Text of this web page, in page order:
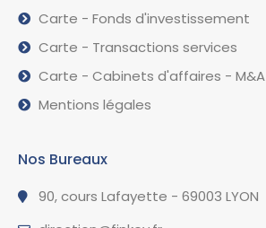
Carte - Fonds d'investissement
Carte - Transactions services
Carte - Cabinets d'affaires - M&A
Mentions légales
Nos Bureaux
90, cours Lafayette - 69003 LYON